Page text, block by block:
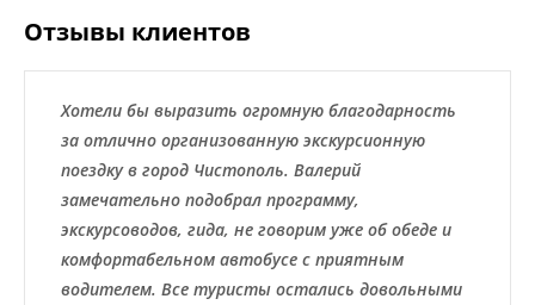
Отзывы клиентов
Хотели бы выразить огромную благодарность
за отлично организованную экскурсионную
поездку в город Чистополь. Валерий
замечательно подобрал программу,
экскурсоводов, гида, не говорим уже об обеде и
комфортабельном автобусе с приятным
водителем. Все туристы остались довольными